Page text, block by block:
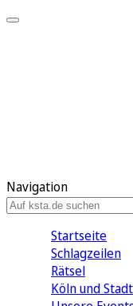
Navigation
Startseite
Schlagzeilen
Rätsel
Köln und